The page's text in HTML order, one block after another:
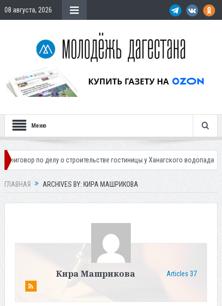
08 августа, 2026
Меню
строительстве гостиницы у Ханагского водопада Власти
ГЛАВНАЯ ARCHIVES BY: КИРА МАШРИКОВА
Кира Машрикова Articles 37